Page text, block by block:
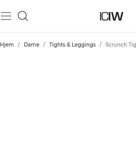
Hjem / Dame / Tights & Leggings / Scrunch